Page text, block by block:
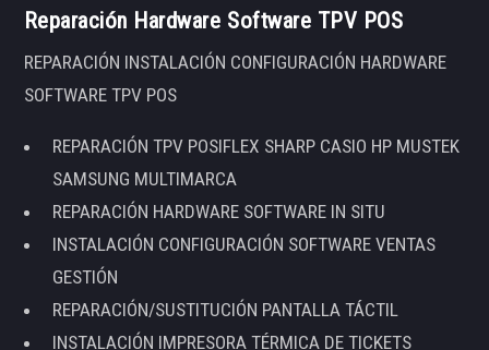
Reparación Hardware Software TPV POS
REPARACIÓN INSTALACIÓN CONFIGURACIÓN HARDWARE
SOFTWARE TPV POS
REPARACIÓN TPV POSIFLEX SHARP CASIO HP MUSTEK
SAMSUNG MULTIMARCA
REPARACIÓN HARDWARE SOFTWARE IN SITU
INSTALACIÓN CONFIGURACIÓN SOFTWARE VENTAS
GESTIÓN
REPARACIÓN/SUSTITUCIÓN PANTALLA TÁCTIL
INSTALACIÓN IMPRESORA TÉRMICA DE TICKETS